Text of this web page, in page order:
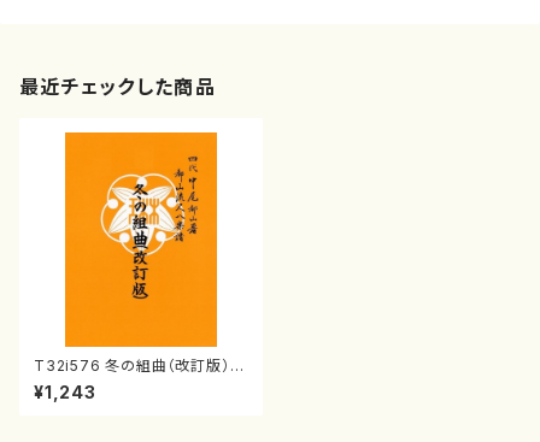
最近チェックした商品
T32i576 冬の組曲（改訂版）
（初代 山川園松/楽譜）都山流公
刊楽譜曲番:2291
¥1,243